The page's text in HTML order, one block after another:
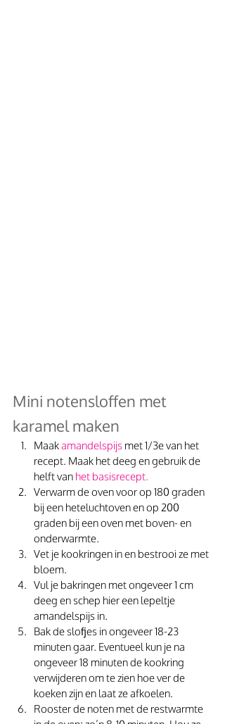
Mini notensloffen met
karamel maken
Maakamandelspijs met 1/3e van het
recept. Maak het deeg en gebruik de
helft van het basisrecept.
Verwarm de oven voor op 180 graden
bij een heteluchtoven en op 200
graden bij een oven met boven- en
onderwarmte.
Vet je kookringen in en bestrooi ze met
bloem.
Vul je bakringen met ongeveer 1 cm
deeg en schep hier een lepeltje
amandelspijs in.
Bak de slofjes in ongeveer 18-23
minuten gaar. Eventueel kun je na
ongeveer 18 minuten de kookring
verwijderen om te zien hoe ver de
koeken zijn en laat ze afkoelen.
Rooster de noten met de restwarmte